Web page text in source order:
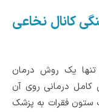
کانال نخاعی
تنها یک روش درمان
درمانی روی آن
ستون فقرات به پزشک